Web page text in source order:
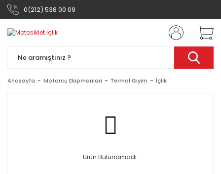
0(212) 538 00 09
Anasayfa Motorcu Ekipmanları Termal Giyim İçlik
Ürün Bulunamadı.